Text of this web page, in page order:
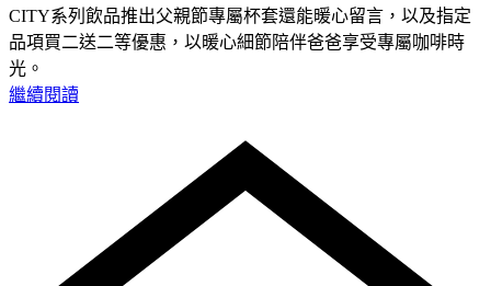
CITY系列飲品推出父親節專屬杯套還能暖心留言，以及指定
品項買二送二等優惠，以暖心細節陪伴爸爸享受專屬咖啡時
光。
繼續閱讀